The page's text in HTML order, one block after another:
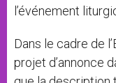
l’événement
Dans le cadre de
projet d’annonce